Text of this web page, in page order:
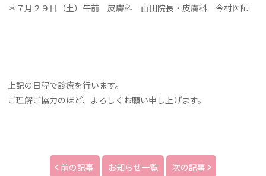
＊７月２９日（土）午前 皮膚科 山田院長・皮膚科 今村医師
上記の日程で診療を行います。
ご理解ご協力のほど、よろしくお願い申し上げます。
前の記事 お知らせ一覧 次の記事